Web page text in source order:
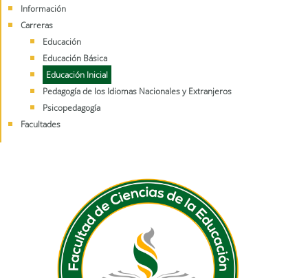
Información
Carreras
Educación
Educación Básica
Educación Inicial
Pedagogía de los Idiomas Nacionales y Extranjeros
Psicopedagogía
Facultades